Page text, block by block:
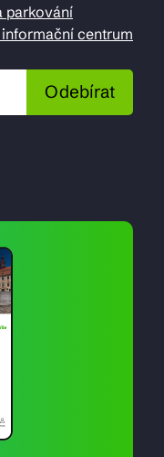
parkování
centrum
Odebírat